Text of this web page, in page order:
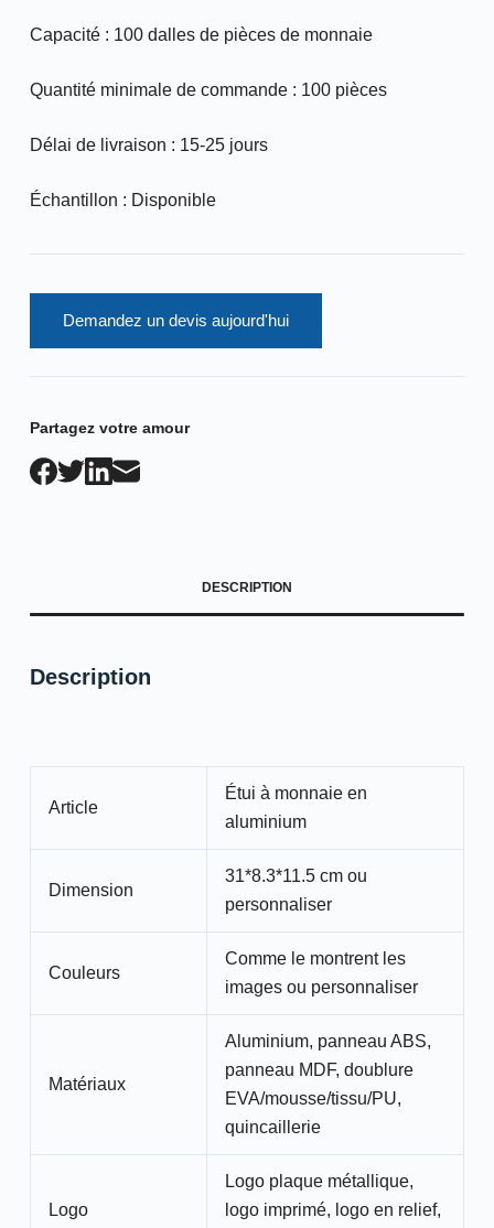
Capacité : 100 dalles de pièces de monnaie
Quantité minimale de commande : 100 pièces
Délai de livraison : 15-25 jours
Échantillon : Disponible
Demandez un devis aujourd'hui
Partagez votre amour
DESCRIPTION
Description
Article
Étui à monnaie en
aluminium
Dimension
31*8.3*11.5 cm ou
personnaliser
Couleurs
Comme le montrent les
images ou personnaliser
Matériaux
Aluminium, panneau ABS,
panneau MDF, doublure
EVA/mousse/tissu/PU,
quincaillerie
Logo
Logo plaque métallique,
logo imprimé, logo en relief,